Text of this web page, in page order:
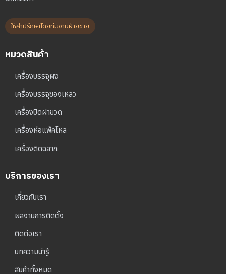
ให้คำปรึกษาโดยทีมงานฝ่ายขาย
หมวดสินค้า
เครื่องบรรจุผง
เครื่องบรรจุของเหลว
เครื่องปิดฝาขวด
เครื่องห่อแพ็คโหล
เครื่องติดฉลาก
บริการของเรา
เกี่ยวกับเรา
ผลงานการติดตั้ง
ติดต่อเรา
บทความน่ารู้
สินค้าทั้งหมด